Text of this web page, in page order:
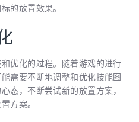
的放置效果。
优化的过程。随着游戏的进行
需要不断地调整和优化技能图
态，不断尝试新的放置方案，
方案。